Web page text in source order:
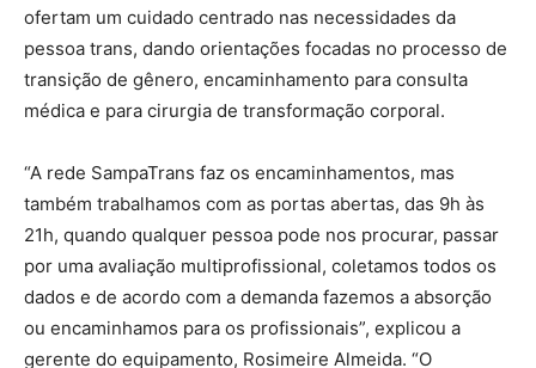
ofertam um cuidado centrado nas necessidades da
pessoa trans, dando orientações focadas no processo de
transição de gênero, encaminhamento para consulta
médica e para cirurgia de transformação corporal.
“A rede SampaTrans faz os encaminhamentos, mas
também trabalhamos com as portas abertas, das 9h às
21h, quando qualquer pessoa pode nos procurar, passar
por uma avaliação multiprofissional, coletamos todos os
dados e de acordo com a demanda fazemos a absorção
ou encaminhamos para os profissionais”, explicou a
gerente do equipamento, Rosimeire Almeida. “O